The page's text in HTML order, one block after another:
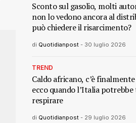
Sconto sul gasolio, molti
non lo vedono ancora al
può chiedere il risarcimento?
di Quotidianpost - 30 luglio 2026
TREND
Caldo africano, c’è
ecco quando l’Italia
respirare
di Quotidianpost - 29 luglio 2026